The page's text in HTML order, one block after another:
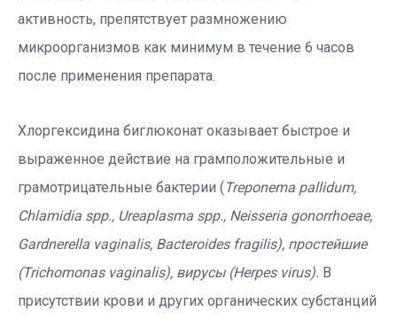
активность, препятствует размножению
микроорганизмов как минимум в течение 6 часов
после применения препарата.
Хлоргексидина биглюконат оказывает быстрое и
выраженное действие на грамположительные и
грамотрицательные бактерии (Treponema pallidum,
Chlamidia spp., Ureaplasma spp., Neisseria gonorrhoeae,
Gardnerella vaginalis, Bacteroides fragilis), простейшие
(Trichomonas vaginalis), вирусы (Herpes virus). В
присутствии крови и других органических субстанций